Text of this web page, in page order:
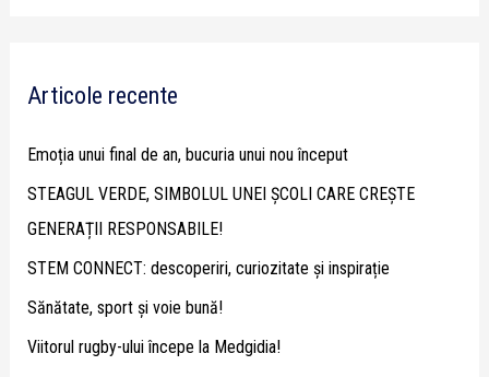
c
o
r
:
Articole recente
Emoția unui final de an, bucuria unui nou început
STEAGUL VERDE, SIMBOLUL UNEI ȘCOLI CARE CREȘTE
GENERAȚII RESPONSABILE!
STEM CONNECT: descoperiri, curiozitate și inspirație
Sănătate, sport și voie bună!
Viitorul rugby-ului începe la Medgidia!